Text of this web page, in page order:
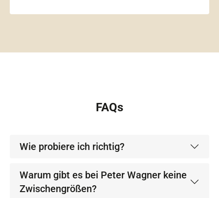
FAQs
Wie probiere ich richtig?
Warum gibt es bei Peter Wagner keine
Zwischengrößen?